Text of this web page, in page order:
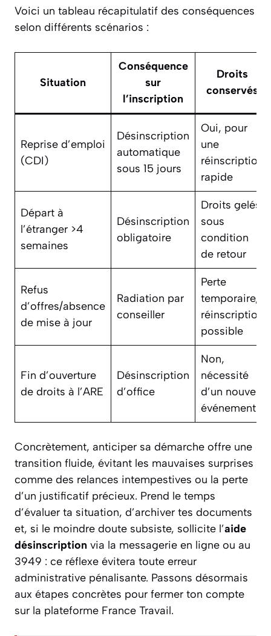
Voici un tableau récapitulatif des conséquences
selon différents scénarios :
Situation
Conséquence
sur
l’inscription
Droits
conservés
Reprise d’emploi
(CDI)
Désinscription
automatique
sous 15 jours
Oui, pour
une
réinscription
rapide
Départ à
l’étranger >4
semaines
Désinscription
obligatoire
Droits gelés,
sous
condition
de retour
Refus
d’offres/absence
de mise à jour
Radiation par
conseiller
Perte
temporaire,
réinscription
possible
Fin d’ouverture
de droits à l’ARE
Désinscription
d’office
Non,
nécessité
d’un nouvel
événement
Concrètement, anticiper sa démarche offre une
transition fluide, évitant les mauvaises surprises
comme des relances intempestives ou la perte
d’un justificatif précieux. Prend le temps
d’évaluer ta situation, d’archiver tes documents
et, si le moindre doute subsiste, sollicite l’aide
désinscription via la messagerie en ligne ou au
3949 : ce réflexe évitera toute erreur
administrative pénalisante. Passons désormais
aux étapes concrètes pour fermer ton compte
sur la plateforme France Travail.